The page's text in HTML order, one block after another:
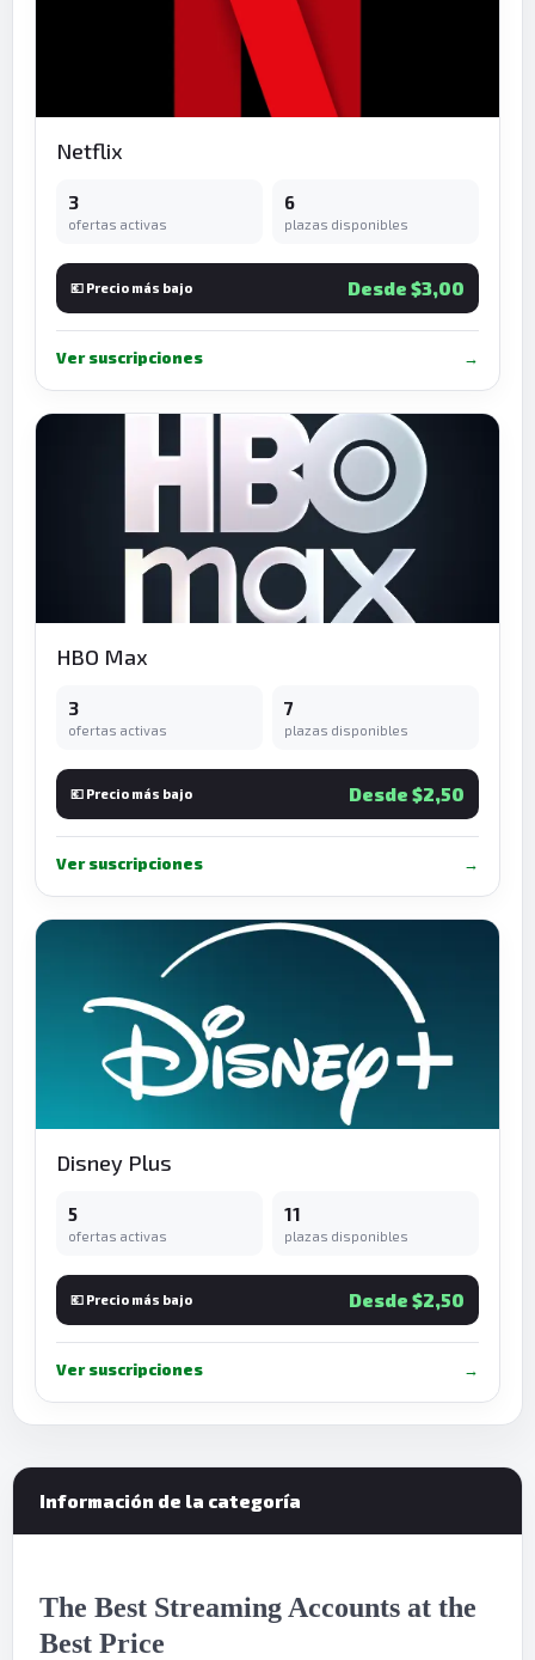
Netflix
3
ofertas activas
6
plazas disponibles
💶 Precio más bajo Desde $3,00
Ver suscripciones →
HBO Max
3
ofertas activas
7
plazas disponibles
💶 Precio más bajo Desde $2,50
Ver suscripciones →
Disney Plus
5
ofertas activas
11
plazas disponibles
💶 Precio más bajo Desde $2,50
Ver suscripciones →
Información de la categoría
The Best Streaming Accounts at the
Best Price